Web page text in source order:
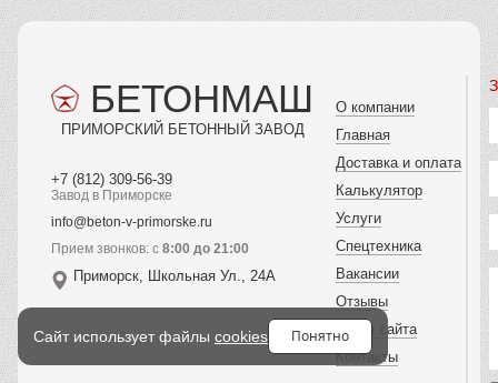
БЕТОНМАШ
ПРИМОРСКИЙ БЕТОННЫЙ ЗАВОД
+7 (812) 309-56-39
Завод в Приморске
info@beton-v-primorske.ru
Прием звонков: с 8:00 до 21:00
Приморск, Школьная Ул., 24А
О компании
Главная
Доставка и оплата
Калькулятор
Услуги
Спецтехника
Вакансии
Отзывы
Карта сайта
Контакты
Сайт использует файлы cookies Понятно